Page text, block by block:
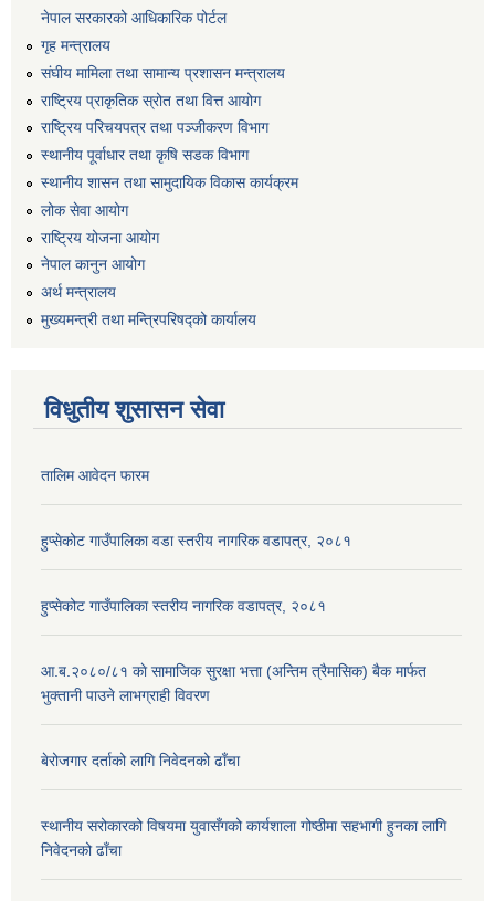
नेपाल सरकारको आधिकारिक पोर्टल
गृह मन्त्रालय
संघीय मामिला तथा सामान्य प्रशासन मन्त्रालय
राष्ट्रिय प्राकृतिक स्रोत तथा वित्त आयोग
राष्ट्रिय परिचयपत्र तथा पञ्जीकरण विभाग
स्थानीय पूर्वाधार तथा कृषि सडक विभाग
स्थानीय शासन तथा सामुदायिक विकास कार्यक्रम
लोक सेवा आयोग
राष्ट्रिय योजना आयोग
नेपाल कानुन आयोग
अर्थ मन्त्रालय
मुख्यमन्त्री तथा मन्त्रिपरिषद्को कार्यालय
विधुतीय शुसासन सेवा
तालिम आवेदन फारम
हुप्सेकोट गाउँपालिका वडा स्तरीय नागरिक वडापत्र, २०८१
हुप्सेकोट गाउँपालिका स्तरीय नागरिक वडापत्र, २०८१
आ.ब.२०८०/८१ काे सामाजिक सुरक्षा भत्ता (अन्तिम त्रैमासिक) बैक मार्फत
भुक्तानी पाउने लाभग्राही विवरण
बेरोजगार दर्ताको लागि निवेदनको ढाँचा
स्थानीय सरोकारको विषयमा युवासँगको कार्यशाला गोष्ठीमा सहभागी हुनका लागि
निवेदनको ढाँचा